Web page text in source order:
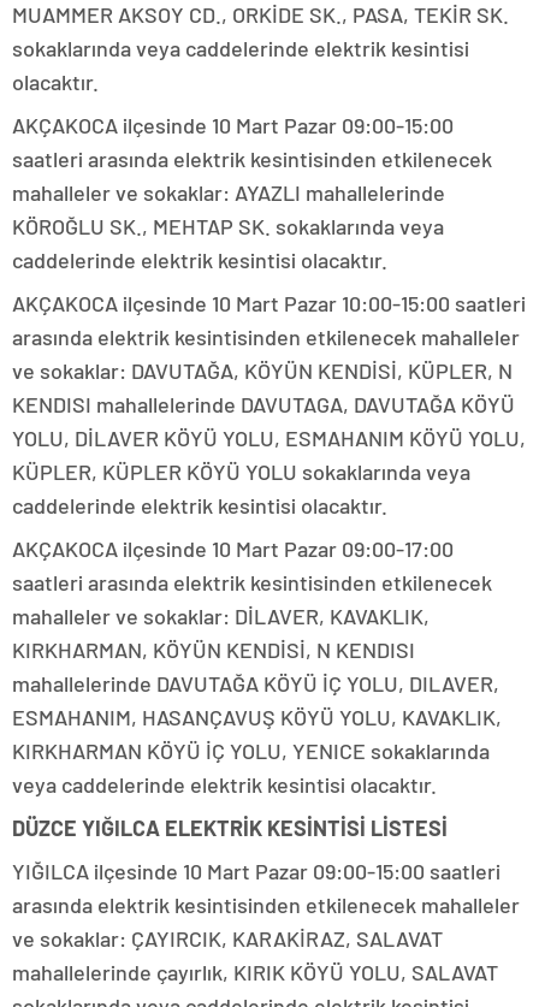
MUAMMER AKSOY CD., ORKİDE SK., PASA, TEKİR SK.
sokaklarında veya caddelerinde elektrik kesintisi
olacaktır.
AKÇAKOCA ilçesinde 10 Mart Pazar 09:00-15:00
saatleri arasında elektrik kesintisinden etkilenecek
mahalleler ve sokaklar: AYAZLI mahallelerinde
KÖROĞLU SK., MEHTAP SK. sokaklarında veya
caddelerinde elektrik kesintisi olacaktır.
AKÇAKOCA ilçesinde 10 Mart Pazar 10:00-15:00 saatleri
arasında elektrik kesintisinden etkilenecek mahalleler
ve sokaklar: DAVUTAĞA, KÖYÜN KENDİSİ, KÜPLER, N
KENDISI mahallelerinde DAVUTAGA, DAVUTAĞA KÖYÜ
YOLU, DİLAVER KÖYÜ YOLU, ESMAHANIM KÖYÜ YOLU,
KÜPLER, KÜPLER KÖYÜ YOLU sokaklarında veya
caddelerinde elektrik kesintisi olacaktır.
AKÇAKOCA ilçesinde 10 Mart Pazar 09:00-17:00
saatleri arasında elektrik kesintisinden etkilenecek
mahalleler ve sokaklar: DİLAVER, KAVAKLIK,
KIRKHARMAN, KÖYÜN KENDİSİ, N KENDISI
mahallelerinde DAVUTAĞA KÖYÜ İÇ YOLU, DILAVER,
ESMAHANIM, HASANÇAVUŞ KÖYÜ YOLU, KAVAKLIK,
KIRKHARMAN KÖYÜ İÇ YOLU, YENICE sokaklarında
veya caddelerinde elektrik kesintisi olacaktır.
DÜZCE YIĞILCA ELEKTRİK KESİNTİSİ LİSTESİ
YIĞILCA ilçesinde 10 Mart Pazar 09:00-15:00 saatleri
arasında elektrik kesintisinden etkilenecek mahalleler
ve sokaklar: ÇAYIRCIK, KARAKİRAZ, SALAVAT
mahallelerinde çayırlık, KIRIK KÖYÜ YOLU, SALAVAT